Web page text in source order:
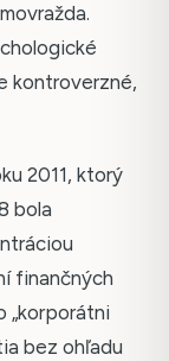
kontroverzné,
2011, ktorý
bola
finančných
„korporátni
bez ohľadu